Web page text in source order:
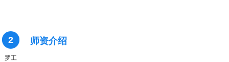
2 师资介绍
罗工